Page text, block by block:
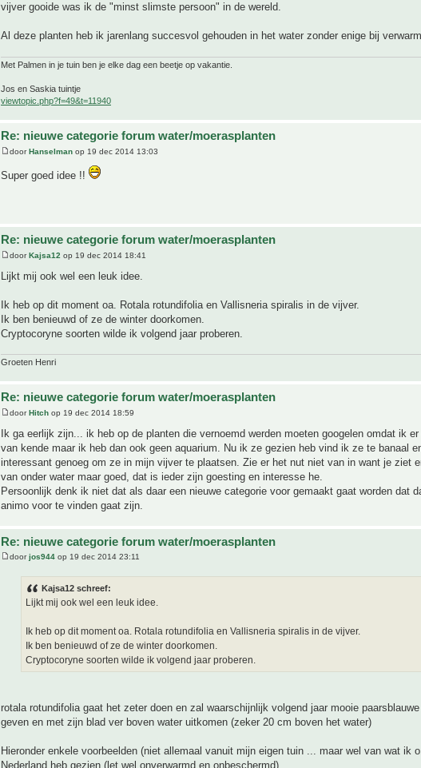
vijver gooide was ik de "minst slimste persoon" in de wereld.
Al deze planten heb ik jarenlang succesvol gehouden in het water zonder enige bij
Met Palmen in je tuin ben je elke dag een beetje op vakantie.
Jos en Saskia tuintje
viewtopic.php?f=49&t=11940
Re: nieuwe categorie forum water/moerasplanten
doorHanselman op 19 dec 2014 13:03
Super goed idee !!
Re: nieuwe categorie forum water/moerasplanten
doorKajsa12 op 19 dec 2014 18:41
Lijkt mij ook wel een leuk idee.
Ik heb op dit moment oa. Rotala rotundifolia en Vallisneria spiralis in de vijver.
Ik ben benieuwd of ze de winter doorkomen.
Cryptocoryne soorten wilde ik volgend jaar proberen.
Groeten Henri
Re: nieuwe categorie forum water/moerasplanten
doorHitch op 19 dec 2014 18:59
Ik ga eerlijk zijn... ik heb op de planten die vernoemd werden moeten googelen omdat ik
van kende maar ik heb dan ook geen aquarium. Nu ik ze gezien heb vind ik ze te banaal
interessant genoeg om ze in mijn vijver te plaatsen. Zie er het nut niet van in want je ziet
van onder water maar goed, dat is ieder zijn goesting en interesse he.
Persoonlijk denk ik niet dat als daar een nieuwe categorie voor gemaakt gaat worden dat
animo voor te vinden gaat zijn.
Re: nieuwe categorie forum water/moerasplanten
doorjos944 op 19 dec 2014 23:11
Kajsa12 schreef:
Lijkt mij ook wel een leuk idee.
Ik heb op dit moment oa. Rotala rotundifolia en Vallisneria spiralis in de vijver.
Ik ben benieuwd of ze de winter doorkomen.
Cryptocoryne soorten wilde ik volgend jaar proberen.
rotala rotundifolia gaat het zeter doen en zal waarschijnlijk volgend jaar mooie
geven en met zijn blad ver boven water uitkomen (zeker 20 cm boven het water)
Hieronder enkele voorbeelden (niet allemaal vanuit mijn eigen tuin ... maar wel van wat ik
Nederland heb gezien (let wel onverwarmd en onbeschermd)